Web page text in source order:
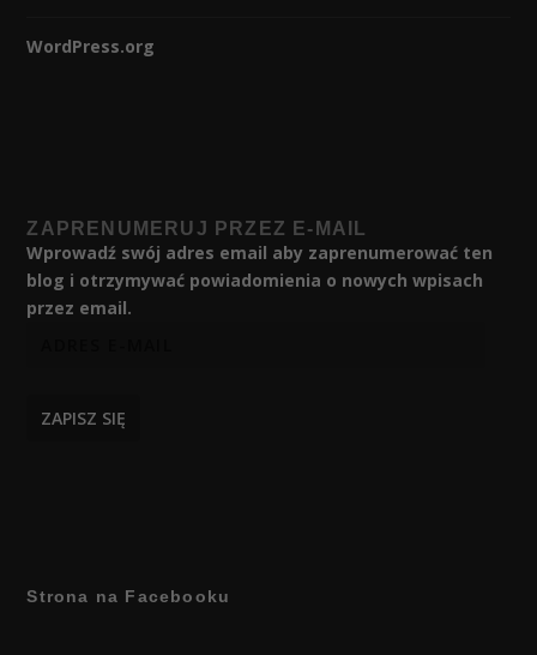
WordPress.org
ZAPRENUMERUJ PRZEZ E-MAIL
Wprowadź swój adres email aby zaprenumerować ten
blog i otrzymywać powiadomienia o nowych wpisach
przez email.
ZAPISZ SIĘ
Strona na Facebooku